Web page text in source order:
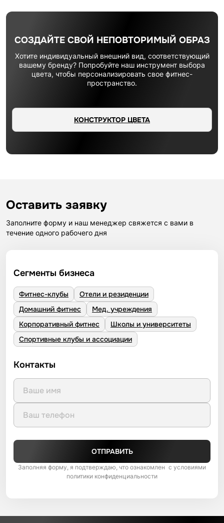
СОЗДАЙТЕ СВОЙ НЕПОВТОРИМЫЙ ОБРАЗ
Хотите индивидуальный внешний вид, соответствующий
вашему бренду? Попробуйте наш инструмент выбора
цвета, чтобы персонализировать свое фитнес-
пространство.
КОНСТРУКТОР ЦВЕТА
Оставить заявку
Заполните форму и наш менеджер свяжется с вами в
течение одного рабочего дня
Сегменты бизнеса
Фитнес-клубы
Отели и резиденции
Домашний фитнес
Мед. учреждения
Корпоративный фитнес
Школы и университеты
Спортивные клубы и ассоциации
Контакты
ОТПРАВИТЬ
Заполняя форму, я подтверждаю, что ознакомлен с условиями
политики конфиденциальности